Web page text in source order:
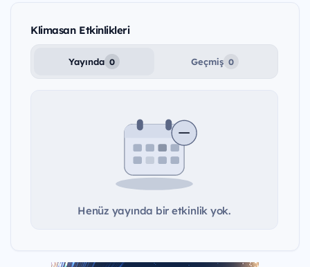
Klimasan Etkinlikleri
Yayında 0 Geçmiş 0
Henüz yayında bir etkinlik yok.